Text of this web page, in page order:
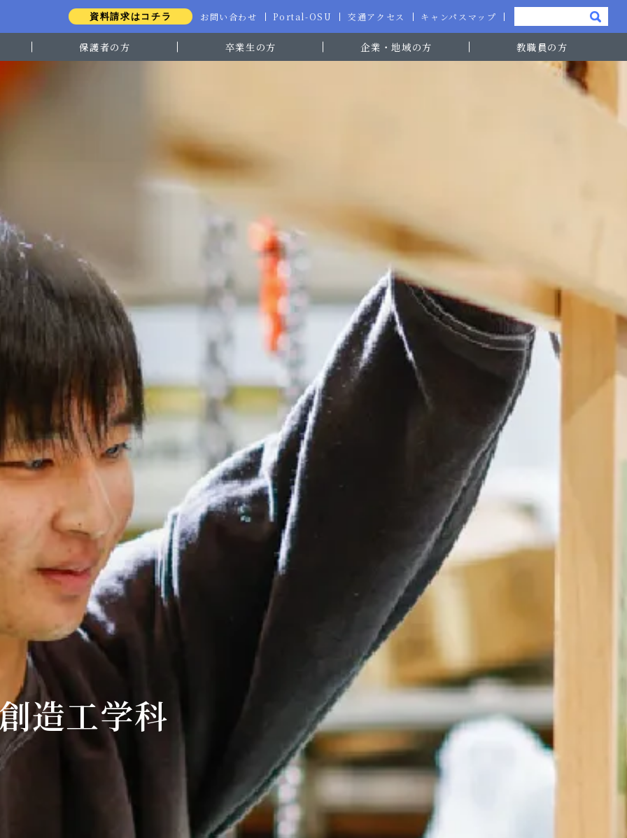
資料請求はコチラ お問い合わせ Portal-OSU 交通アクセス キャンパスマップ
保護者の方 卒業生の方 企業・地域の方 教職員の方
造工学科